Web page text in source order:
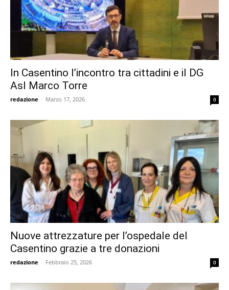
In Casentino l’incontro tra cittadini e il DG
Asl Marco Torre
redazione - Marzo 17, 2026 0
Nuove attrezzature per l’ospedale del
Casentino grazie a tre donazioni
redazione - Febbraio 25, 2026 0